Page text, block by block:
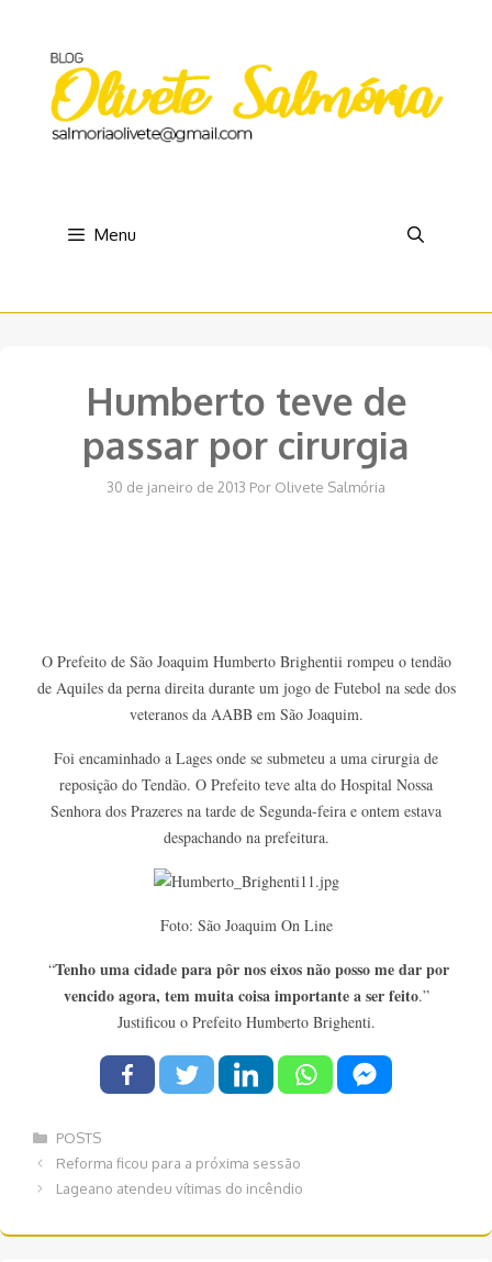
conteúdo
Menu
Humberto teve de
passar por cirurgia
30 de janeiro de 2013 Por Olivete Salmória
O Prefeito de São Joaquim Humberto Brighentii rompeu o tendão
de Aquiles da perna direita durante um jogo de Futebol na sede dos
veteranos da AABB em São Joaquim.
Foi encaminhado a Lages onde se submeteu a uma cirurgia de
reposição do Tendão. O Prefeito teve alta do Hospital Nossa
Senhora dos Prazeres na tarde de Segunda-feira e ontem estava
despachando na prefeitura.
Foto: São Joaquim On Line
“Tenho uma cidade para pôr nos eixos não posso me dar por
vencido agora, tem muita coisa importante a ser feito.”
Justificou o Prefeito Humberto Brighenti.
Categorias
POSTS
Navegação
Reforma ficou para a próxima sessão
Lageano atendeu vítimas do incêndio